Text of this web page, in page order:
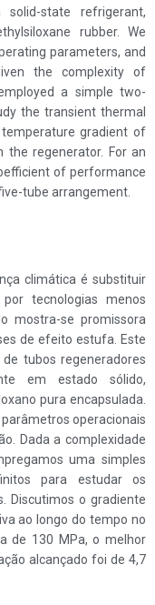
state refrigerant,
rubber. We
parameters, and
the complexity of
a simple two-
the transient thermal
gradient of
regenerator. For an
of performance
tube arrangement.
climática é substituir
tecnologias menos
mostra-se promissora
de efeito estufa. Este
tubos regeneradores
em estado sólido,
pura encapsulada.
operacionais
Dada a complexidade
uma simples
para estudar os
Discutimos o gradiente
ao longo do tempo no
de 130 MPa, o melhor
alcançado foi de 4,7